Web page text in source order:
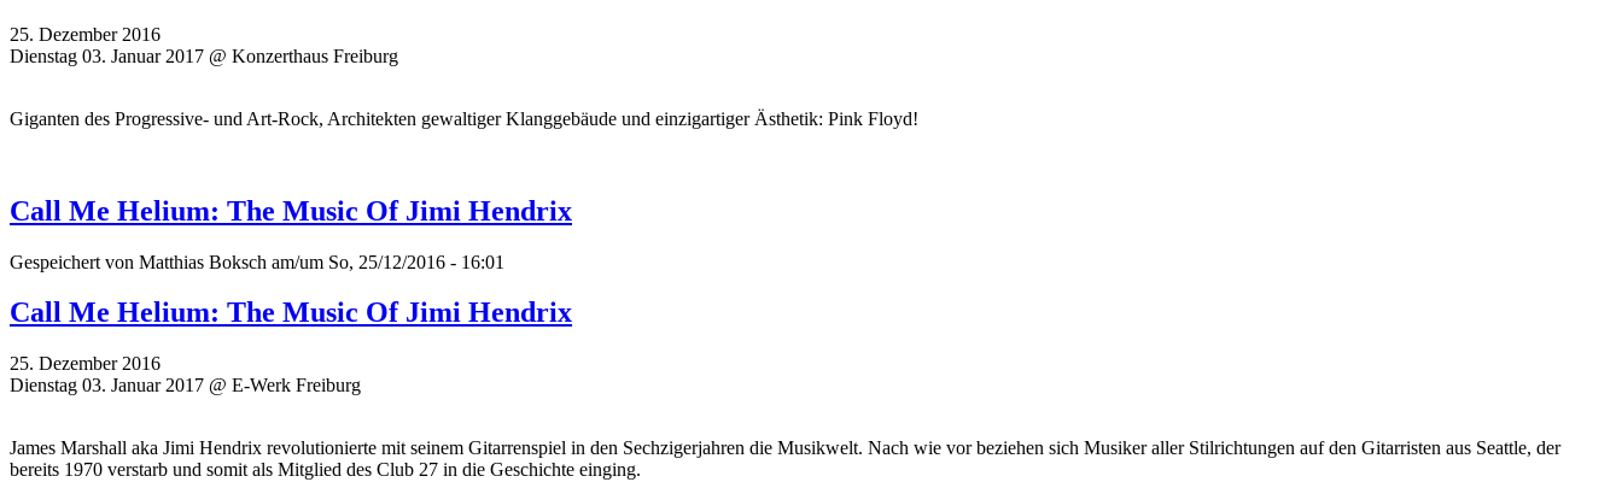
25. Dezember 2016
Dienstag 03. Januar 2017 @ Konzerthaus Freiburg
Giganten des Progressive- und Art-Rock, Architekten gewaltiger Klanggebäude und einzigartiger Ästhetik: Pink Floyd!
Call Me Helium: The Music Of Jimi Hendrix
Gespeichert von Matthias Boksch am/um So, 25/12/2016 - 16:01
Call Me Helium: The Music Of Jimi Hendrix
25. Dezember 2016
Dienstag 03. Januar 2017 @ E-Werk Freiburg
James Marshall aka Jimi Hendrix revolutionierte mit seinem Gitarrenspiel in den Sechzigerjahren die Musikwelt. Nach wie vor beziehen sich Musiker aller Stilrichtungen auf den Gitarristen aus Seattle, der
bereits 1970 verstarb und somit als Mitglied des Club 27 in die Geschichte einging.